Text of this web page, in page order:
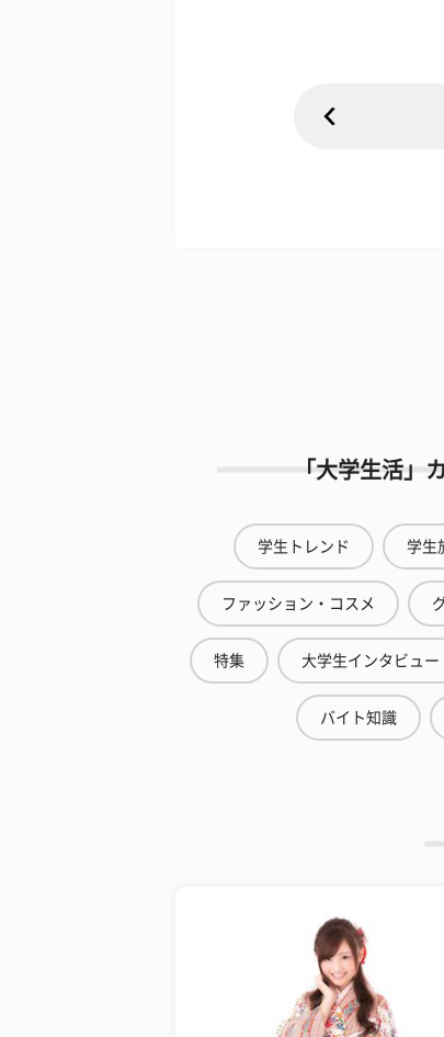
「大学生活」
学生トレンド 学生
ファッション・コスメ
特集 大学生インタビュー
バイト知識